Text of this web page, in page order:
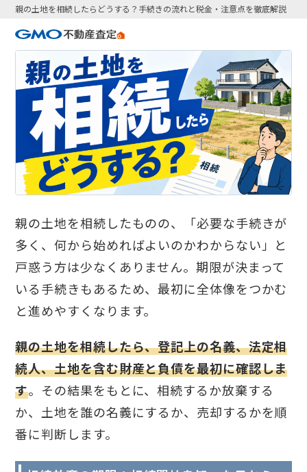
親の土地を相続したらどうする？手続きの流れと税金・注意点を徹底解説
親の土地を相続したものの、「必要な手続きが
多く、何から始めればよいのかわからない」と
戸惑う方は少なくありません。期限が決まって
いる手続きもあるため、最初に全体像をつかむ
と進めやすくなります。
親の土地を相続したら、登記上の名義、法定相
続人、土地を含む財産と負債を最初に確認しま
す。その結果をもとに、相続するか放棄する
か、土地を誰の名義にするか、売却するかを順
番に判断します。